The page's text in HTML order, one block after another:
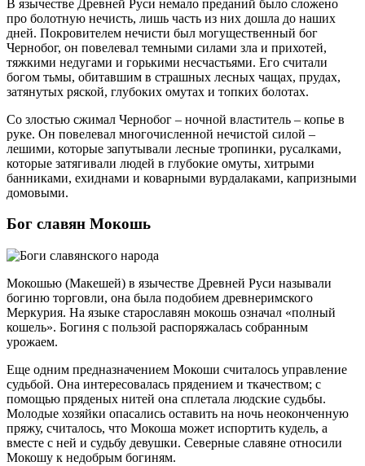
В язычестве Древней Руси немало преданий было сложено
про болотную нечисть, лишь часть из них дошла до наших
дней. Покровителем нечисти был могущественный бог
Чернобог, он повелевал темными силами зла и прихотей,
тяжкими недугами и горькими несчастьями. Его считали
богом тьмы, обитавшим в страшных лесных чащах, прудах,
затянутых ряской, глубоких омутах и топких болотах.
Со злостью сжимал Чернобог – ночной властитель – копье в
руке. Он повелевал многочисленной нечистой силой –
лешими, которые запутывали лесные тропинки, русалками,
которые затягивали людей в глубокие омуты, хитрыми
банниками, ехиднами и коварными вурдалаками, капризными
домовыми.
Бог славян Мокошь
Мокошью (Макешей) в язычестве Древней Руси называли
богиню торговли, она была подобием древнеримского
Меркурия. На языке старославян мокошь означал «полный
кошель». Богиня с пользой распоряжалась собранным
урожаем.
Еще одним предназначением Мокоши считалось управление
судьбой. Она интересовалась прядением и ткачеством; с
помощью пряденых нитей она сплетала людские судьбы.
Молодые хозяйки опасались оставить на ночь неоконченную
пряжу, считалось, что Мокоша может испортить кудель, а
вместе с ней и судьбу девушки. Северные славяне относили
Мокошу к недобрым богиням.